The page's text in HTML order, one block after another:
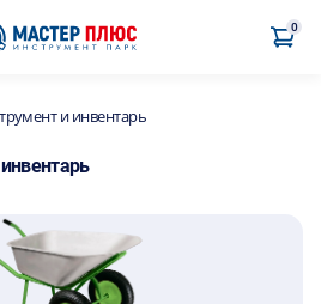
0
и инвентарь